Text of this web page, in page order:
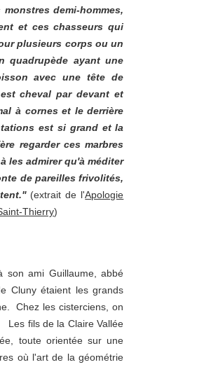
demi-hommes,
et ces chasseurs qui
plusieurs corps ou un
ayant une
avec une tête de
cheval par devant et
à cornes et le derrière
est si grand et la
regarder ces marbres
les admirer qu'à méditer
de pareilles frivolités,
(extrait de l'Apologie
Thierry)
son ami Guillaume, abbé
Cluny étaient les grands
Chez les cisterciens, on
Les fils de la Claire Vallée
ée, touteorientée sur une
où l'art de la géométrie